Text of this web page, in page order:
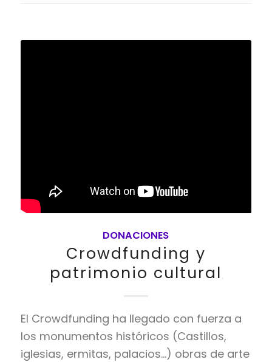
DONACIONES
Crowdfunding y
patrimonio cultural
El Crowdfunding ha llegado con fuerza a
los monumentos históricos (Castillos,
iglesias, ermitas, palacios...) obras de arte